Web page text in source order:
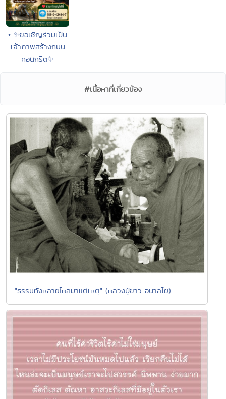
• ✨ขอเชิญร่วมเป็น
เจ้าภาพสร้างถนน
คอนกรีต✨
#เนื้อหาที่เกี่ยวข้อง
"ธรรมทั้งหลายไหลมาแต่เหตุ" (หลวงปู่ขาว อนาลโย)